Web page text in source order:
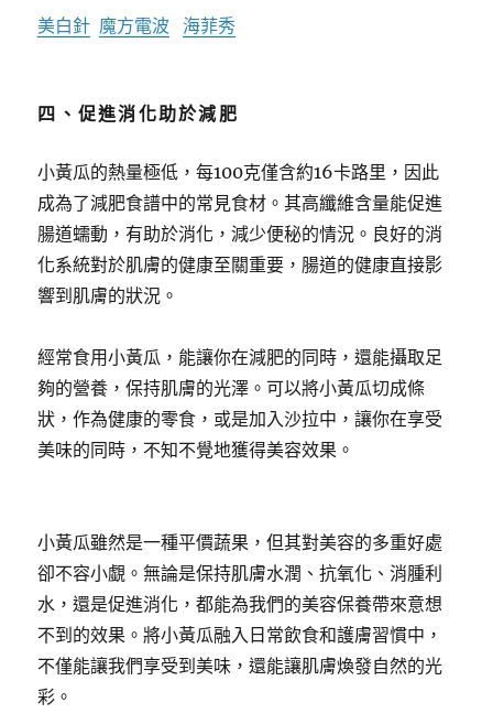
美白針 魔方電波 海菲秀
四、促進消化助於減肥
小黃瓜的熱量極低，每100克僅含約16卡路里，因此
成為了減肥食譜中的常見食材。其高纖維含量能促進
腸道蠕動，有助於消化，減少便秘的情況。良好的消
化系統對於肌膚的健康至關重要，腸道的健康直接影
響到肌膚的狀況。
經常食用小黃瓜，能讓你在減肥的同時，還能攝取足
夠的營養，保持肌膚的光澤。可以將小黃瓜切成條
狀，作為健康的零食，或是加入沙拉中，讓你在享受
美味的同時，不知不覺地獲得美容效果。
小黃瓜雖然是一種平價蔬果，但其對美容的多重好處
卻不容小覷。無論是保持肌膚水潤、抗氧化、消腫利
水，還是促進消化，都能為我們的美容保養帶來意想
不到的效果。將小黃瓜融入日常飲食和護膚習慣中，
不僅能讓我們享受到美味，還能讓肌膚煥發自然的光
彩。